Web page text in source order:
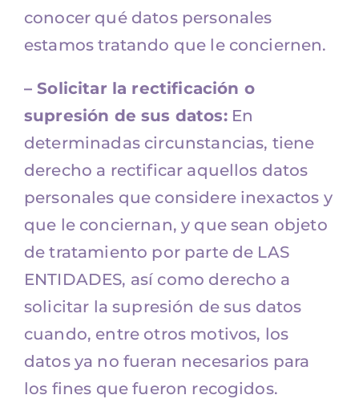
conocer qué datos personales
estamos tratando que le conciernen.
– Solicitar la rectificación o
supresión de sus datos:En
determinadas circunstancias, tiene
derecho a rectificar aquellos datos
personales que considere inexactos y
que le conciernan, y que sean objeto
de tratamiento por parte de LAS
ENTIDADES, así como derecho a
solicitar la supresión de sus datos
cuando, entre otros motivos, los
datos ya no fueran necesarios para
los fines que fueron recogidos.